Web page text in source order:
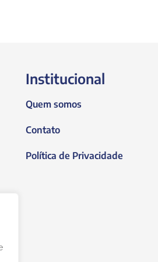
Institucional
Quem somos
Contato
Política de Privacidade